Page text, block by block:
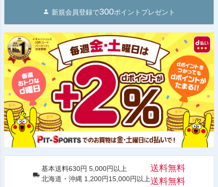
新規会員登録で300ポイントプレゼント
基本送料630円 5,000円以上
北海道・沖縄 1,200円15,000円以上
送料無料
送料無料